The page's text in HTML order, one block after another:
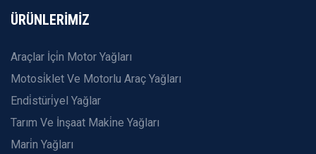
ÜRÜNLERİMİZ
Araçlar İçi̇n Motor Yağları
Motosi̇klet Ve Motorlu Araç Yağları
Endi̇stüri̇yel Yağlar
Tarım Ve İnşaat Maki̇ne Yağları
Mari̇n Yağları